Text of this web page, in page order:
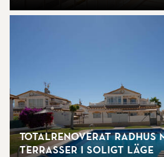
Totalrenoverat radhus
terrasser i soligt läge